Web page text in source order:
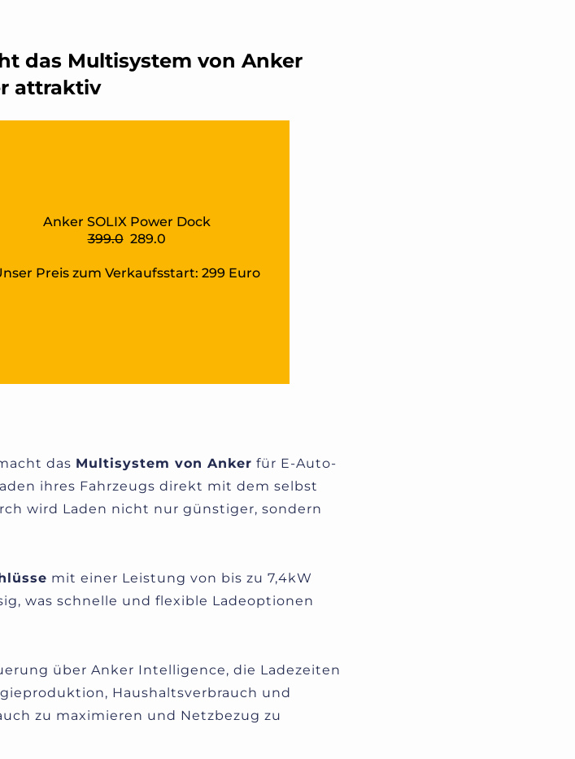
das Multisystem von Anker
attraktiv
Anker SOLIX Power Dock
399.0 289.0
Preis zum Verkaufsstart: 299 Euro
das Multisystem von Anker für E-Auto-
ihres Fahrzeugs direkt mit dem selbst
wird Laden nicht nur günstiger, sondern
mit einer Leistung von bis zu 7,4kW
was schnelle und flexible Ladeoptionen
über Anker Intelligence, die Ladezeiten
Haushaltsverbrauch und
zu maximieren und Netzbezug zu